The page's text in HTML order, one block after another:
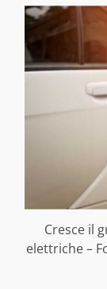
Cresce il
elettriche –